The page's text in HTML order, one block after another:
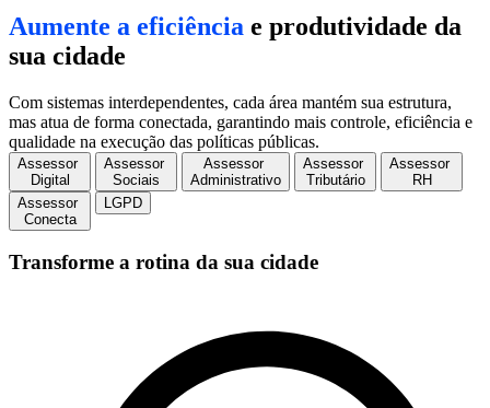
Aumente a eficiência e produtividade da
sua cidade
Com sistemas interdependentes, cada área mantém sua estrutura,
mas atua de forma conectada, garantindo mais controle, eficiência e
qualidade na execução das políticas públicas.
Assessor
Digital
Assessor
Sociais
Assessor
Administrativo
Assessor
Tributário
Assessor
RH
Assessor
Conecta
LGPD
Transforme a rotina da sua cidade